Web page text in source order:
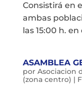
Consistirá en
ambas
las 15:00 h. en
ASAMBLEA
por Asociacion
(zona centro) |